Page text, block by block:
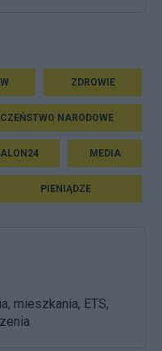
ZDROWIE
NARODOWE
MEDIA
PIENIĄDZE
mieszkania, ETS,